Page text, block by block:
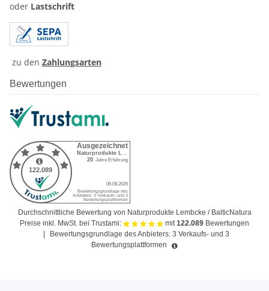
oder Lastschrift
zu den Zahlungsarten
Bewertungen
Durchschnittliche Bewertung von Naturprodukte Lembcke / BalticNatura
Preise inkl. MwSt. bei Trustami:
mit122.089 Bewertungen
Bewertungsgrundlage des Anbieters: 3 Verkaufs- und 3
Bewertungsplattformen